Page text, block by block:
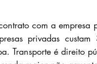
com a empresa
privadas
Transporte é direito